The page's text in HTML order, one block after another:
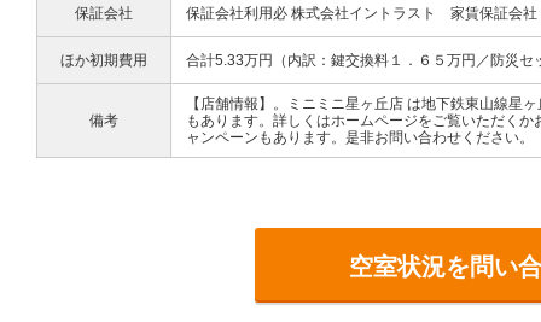
保証会社 保証会社利用必 株式会社イントラスト 家賃保証会
ほか初期費用 合計5.33万円（内訳：鍵交換料１．６５万円／防災
備考
【店舗情報】。ミニミニ星ヶ丘店 は地下鉄東山線星
もあります。詳しくはホームページをご覧いただく
ャンペーンもあります。是非お問い合わせください。
空室状況を問い